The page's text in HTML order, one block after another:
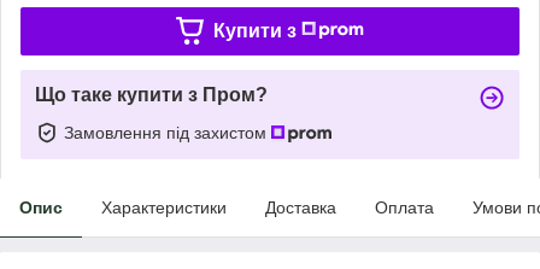
Купити з
Що таке купити з Пром?
Замовлення під захистом
Опис Характеристики Доставка Оплата Умови